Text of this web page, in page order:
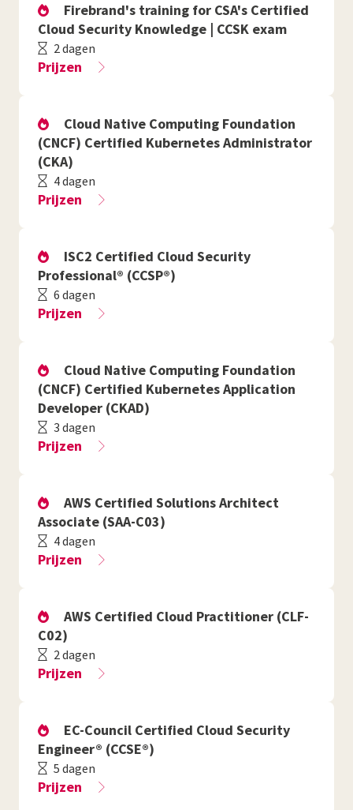
Firebrand's training for CSA's Certified
Cloud Security Knowledge | CCSK exam
2 dagen
Prijzen
Cloud Native Computing Foundation
(CNCF) Certified Kubernetes Administrator
(CKA)
4 dagen
Prijzen
ISC2 Certified Cloud Security
Professional® (CCSP®)
6 dagen
Prijzen
Cloud Native Computing Foundation
(CNCF) Certified Kubernetes Application
Developer (CKAD)
3 dagen
Prijzen
AWS Certified Solutions Architect
Associate (SAA-C03)
4 dagen
Prijzen
AWS Certified Cloud Practitioner (CLF-
C02)
2 dagen
Prijzen
EC-Council Certified Cloud Security
Engineer® (CCSE®)
5 dagen
Prijzen